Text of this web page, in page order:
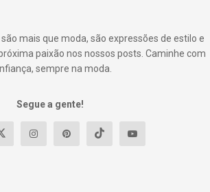
mais que moda, são expressões de estilo e
paixão nos nossos posts. Caminhe com
sempre na moda.
Segue a gente!